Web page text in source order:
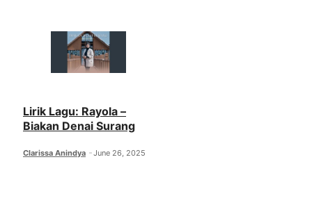
Lirik Lagu: Rayola –
Biakan Denai Surang
Clarissa Anindya June 26, 2025